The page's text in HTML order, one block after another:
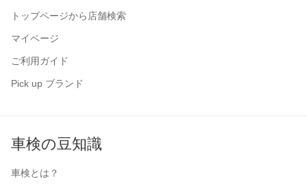
トップページから店舗検索
マイページ
ご利用ガイド
Pick up ブランド
車検の豆知識
車検とは？